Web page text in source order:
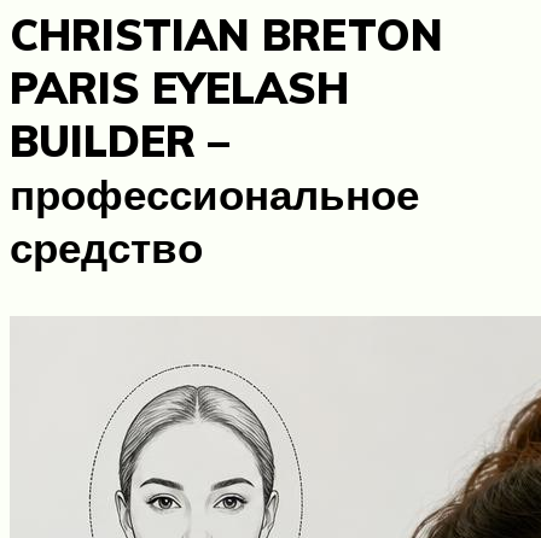
CHRISTIAN BRETON
PARIS EYELASH
BUILDER –
профессиональное
средство